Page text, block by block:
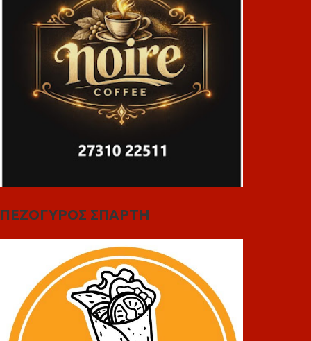
ΠΕΖΟΓΥΡΟΣ ΣΠΑΡΤΗ